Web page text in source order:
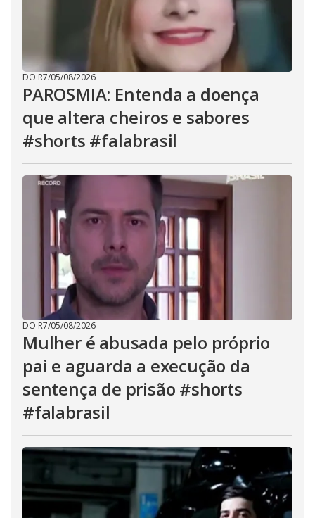
DO R7/05/08/2026
PAROSMIA: Entenda a doença
que altera cheiros e sabores
#shorts #falabrasil
DO R7/05/08/2026
Mulher é abusada pelo próprio
pai e aguarda a execução da
sentença de prisão #shorts
#falabrasil